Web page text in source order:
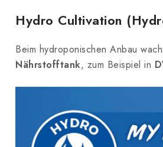
Hydro Cultivation
Beim hydroponischen Anbau
Nährstofftank, zum Beispiel in